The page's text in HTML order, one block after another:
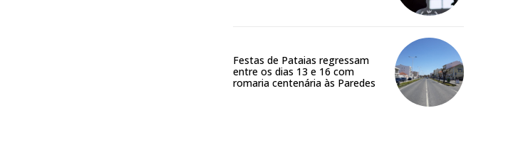
Festas de Pataias regressam
entre os dias 13 e 16 com
romaria centenária às Paredes